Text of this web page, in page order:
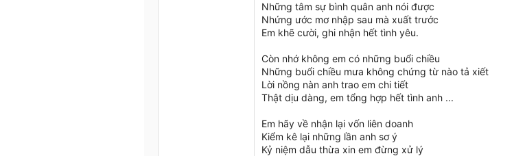
Những tâm sự bình quân anh nói được
Nhứng ước mơ nhập sau mà xuất trước
Em khẽ cười, ghi nhận hết tình yêu.
Còn nhớ không em có những buổi chiều
Những buổi chiều mưa không chứng từ nào tả xiết
Lời nồng nàn anh trao em chi tiết
Thật dịu dàng, em tổng hợp hết tình anh ...
Em hãy về nhận lại vốn liên doanh
Kiểm kê lại những lần anh sơ ý
Kỷ niệm dẫu thừa xin em đừng xử lý